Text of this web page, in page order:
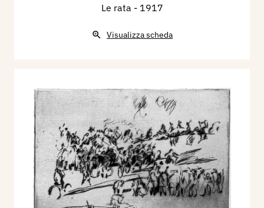
Le rata - 1917
Visualizza scheda